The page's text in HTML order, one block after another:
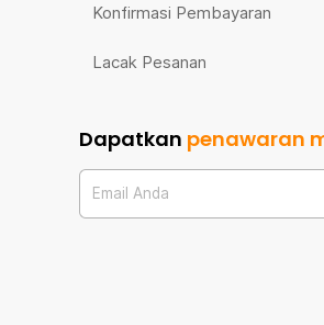
Konfirmasi Pembayaran
Lacak Pesanan
Dapatkan penawaran
Email Anda